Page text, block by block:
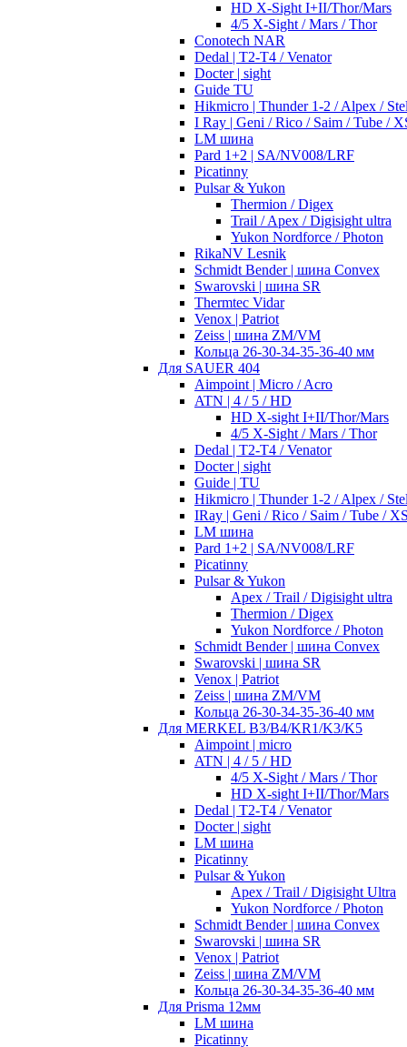
HD X-Sight I+II/Thor/Mars
4/5 X-Sight / Mars / Thor
Conotech NAR
Dedal | T2-T4 / Venator
Docter | sight
Guide TU
Hikmicro | Thunder 1-2 / Alpex /
I Ray | Geni / Rico / Saim / Tube /
LM шина
Pard 1+2 | SA/NV008/LRF
Picatinny
Pulsar & Yukon
Thermion / Digex
Trail / Apex / Digisight ultra
Yukon Nordforce / Photon
RikaNV Lesnik
Schmidt Bender | шина Convex
Swarovski | шина SR
Thermtec Vidar
Venox | Patriot
Zeiss | шина ZM/VM
Кольца 26-30-34-35-36-40 мм
Для SAUER 404
Aimpoint | Micro / Acro
ATN | 4 / 5 / HD
HD X-sight I+II/Thor/Mars
4/5 X-Sight / Mars / Thor
Dedal | T2-T4 / Venator
Docter | sight
Guide | TU
Hikmicro | Thunder 1-2 / Alpex /
IRay | Geni / Rico / Saim / Tube /
LM шина
Pard 1+2 | SA/NV008/LRF
Picatinny
Pulsar & Yukon
Apex / Trail / Digisight ultra
Thermion / Digex
Yukon Nordforce / Photon
Schmidt Bender | шина Convex
Swarovski | шина SR
Venox | Patriot
Zeiss | шина ZM/VM
Кольца 26-30-34-35-36-40 мм
Для MERKEL B3/B4/KR1/K3/K5
Aimpoint | micro
ATN | 4 / 5 / HD
4/5 X-Sight / Mars / Thor
HD X-sight I+II/Thor/Mars
Dedal | T2-T4 / Venator
Docter | sight
LM шина
Picatinny
Pulsar & Yukon
Apex / Trail / Digisight Ultra
Yukon Nordforce / Photon
Schmidt Bender | шина Convex
Swarovski | шина SR
Venox | Patriot
Zeiss | шина ZM/VM
Кольца 26-30-34-35-36-40 мм
Для Prisma 12мм
LM шина
Picatinny